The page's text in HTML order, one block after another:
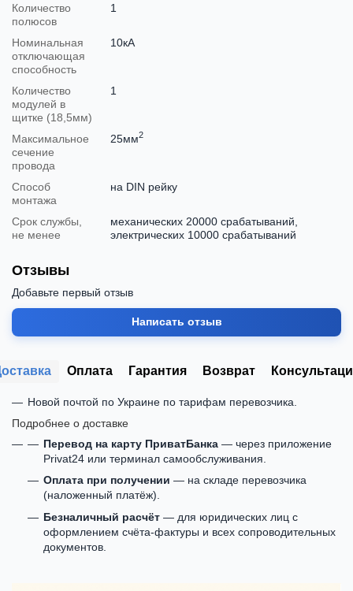
Количество
полюсов
1
Номинальная
отключающая
способность
10кА
Количество
модулей в
щитке (18,5мм)
1
Максимальное
сечение
провода
25мм2
Способ
монтажа
на DIN рейку
Срок службы,
не менее
механических 20000 срабатываний,
электрических 10000 срабатываний
Отзывы
Добавьте первый отзыв
Написать отзыв
Оплата Гарантия Возврат
Новой почтой по Украине по тарифам перевозчика.
Подробнее о доставке
Перевод на карту ПриватБанка — через приложение
Privat24 или терминал самообслуживания.
Оплата при получении — на складе перевозчика
(наложенный платёж).
Безналичный расчёт — для юридических лиц с
оформлением счёта-фактуры и всех сопроводительных
документов.